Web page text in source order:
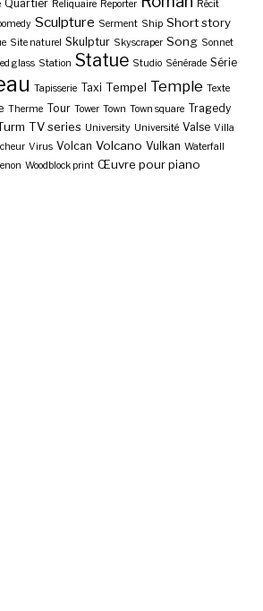
Quartier Reliquaire Reporter Récit
Sculpture Serment Ship Short story
Site naturel Skulptur Skyscraper Song Sonnet
glass Station Statue Studio Sénérade Série
Tapisserie Taxi Tempel Temple Texte
Therme Tour Tower Town Town square Tragedy
TV series University Université Valse Villa
Virus Volcan Volcano Vulkan Waterfall
Woodblock print Œuvre pour piano